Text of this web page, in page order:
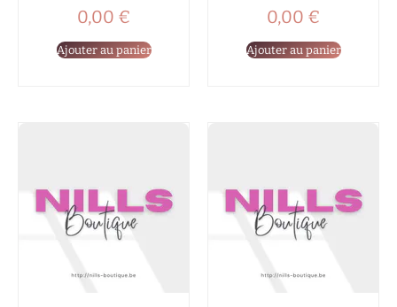
0,00 €
Ajouter au panier
0,00 €
Ajouter au panier